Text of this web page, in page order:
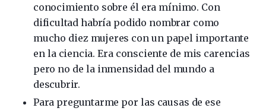
conocimiento sobre él era mínimo. Con
dificultad habría podido nombrar como
mucho diez mujeres con un papel importante
en la ciencia. Era consciente de mis carencias
pero no de la inmensidad del mundo a
descubrir.
Para preguntarme por las causas de ese